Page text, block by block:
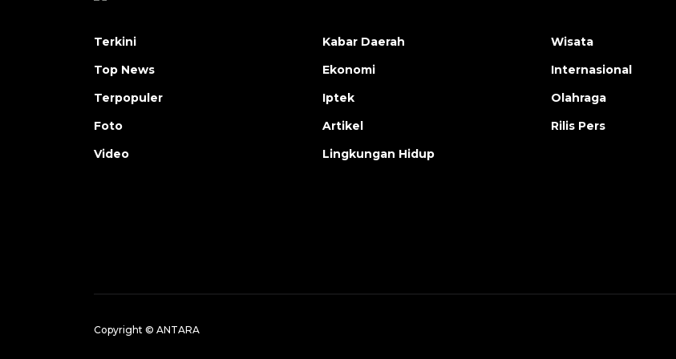
Terkini
Top News
Terpopuler
Foto
Video
Kabar Daerah
Ekonomi
Iptek
Artikel
Lingkungan Hidup
Wisata
Internasional
Olahraga
Rilis Pers
Copyright © ANTARA